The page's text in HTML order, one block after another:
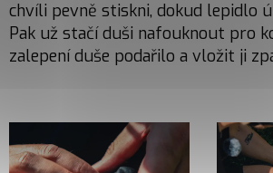
chvíli pevně stiskni, dokud lepidlo
Pak už stačí duši nafouknout pro
zalepení duše podařilo a vložit ji